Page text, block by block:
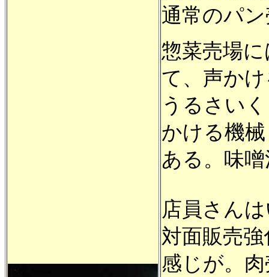
通常のパ
惣菜売場
て、声か
うるさい
かける機
ある。味
店員さん
対面販売
感じが。